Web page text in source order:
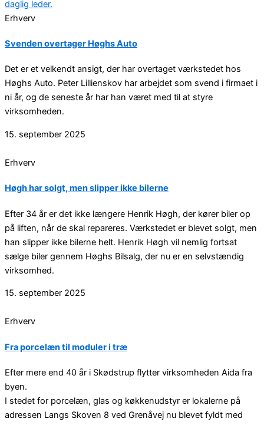
Erhverv
Svenden overtager Høghs Auto
Det er et velkendt ansigt, der har overtaget værkstedet hos
Høghs Auto. Peter Lillienskov har arbejdet som svend i firmaet i
ni år, og de seneste år har han været med til at styre
virksomheden.
15. september 2025
Erhverv
Høgh har solgt, men slipper ikke bilerne
Efter 34 år er det ikke længere Henrik Høgh, der kører biler op
på liften, når de skal repareres. Værkstedet er blevet solgt, men
han slipper ikke bilerne helt. Henrik Høgh vil nemlig fortsat
sælge biler gennem Høghs Bilsalg, der nu er en selvstændig
virksomhed.
15. september 2025
Erhverv
Fra porcelæn til moduler i træ
Efter mere end 40 år i Skødstrup flytter virksomheden Aida fra
byen.
I stedet for porcelæn, glas og køkkenudstyr er lokalerne på
adressen Langs Skoven 8 ved Grenåvej nu blevet fyldt med